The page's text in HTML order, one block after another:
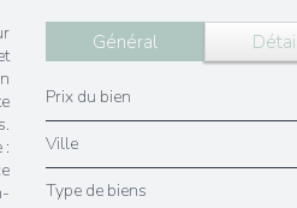
:
Général
Prix du bien
Ville
Type de biens